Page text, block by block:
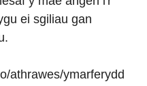
ei sgiliau gan
athrawes/ymarferydd